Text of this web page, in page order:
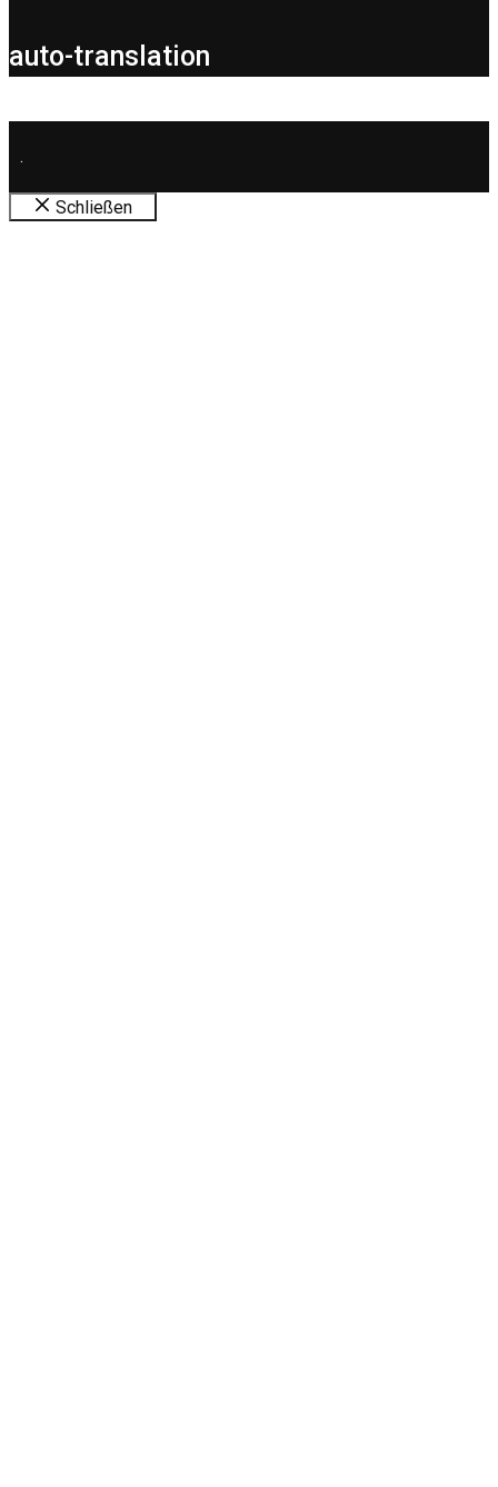
auto-translation
.
Schließen